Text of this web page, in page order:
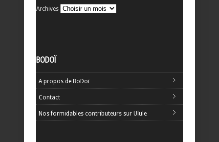
Archives
BODOÏ
A propos de BoDoï
Contact
Nos formidables contributeurs sur Ulule